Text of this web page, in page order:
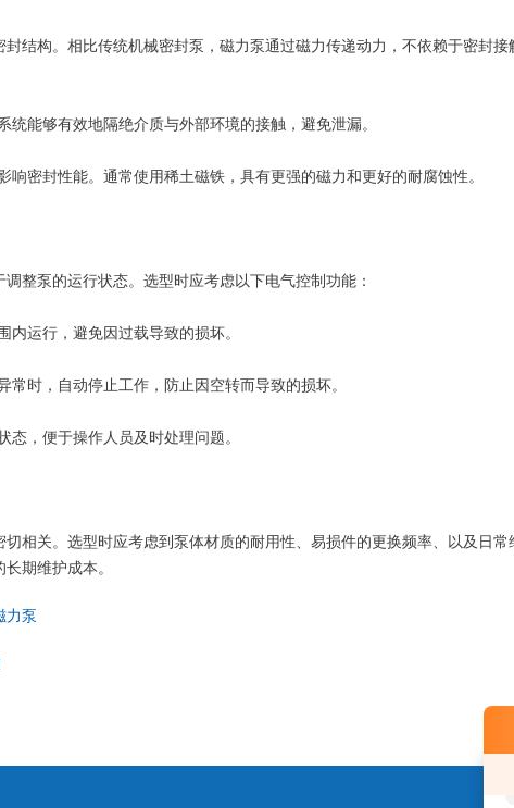
构。相比传统机械密封泵，磁力泵通过磁力传递动力，不依赖于密封接
能够有效地隔绝介质与外部环境的接触，避免泄漏。
密封性能。通常使用稀土磁铁，具有更强的磁力和更好的耐腐蚀性。
泵的运行状态。选型时应考虑以下电气控制功能：
运行，避免因过载导致的损坏。
时，自动停止工作，防止因空转而导致的损坏。
，便于操作人员及时处理问题。
关。选型时应考虑到泵体材质的耐用性、易损件的更换频率、以及日常
期维护成本。
力泵